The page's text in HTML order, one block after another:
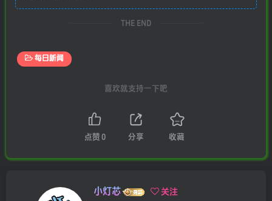
THE END
每日新闻
喜欢就支持一下吧
点赞 0 分享 收藏
小灯芯 关注